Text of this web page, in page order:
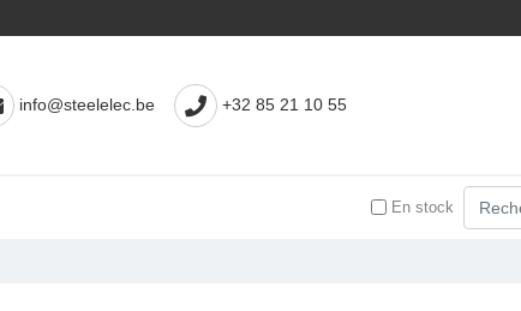
info@steelelec.be +32 85 21 10 55
En stock